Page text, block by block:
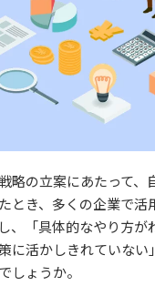
略の立案にあたって、
とき、多くの企業で活
、「具体的なやり方が
に活かしきれていない
しょうか。